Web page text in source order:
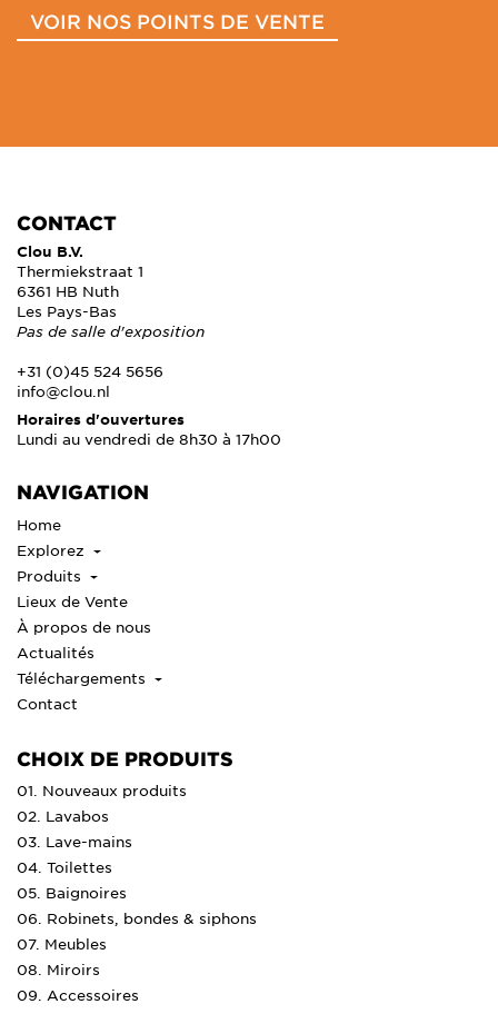
VOIR NOS POINTS DE VENTE
CONTACT
Clou B.V.
Thermiekstraat 1
6361 HB Nuth
Les Pays-Bas
Pas de salle d'exposition
+31 (0)45 524 5656
info@clou.nl
Horaires d'ouvertures
Lundi au vendredi de 8h30 à 17h00
NAVIGATION
Home
Explorez
Produits
Lieux de Vente
À propos de nous
Actualités
Téléchargements
Contact
CHOIX DE PRODUITS
01. Nouveaux produits
02. Lavabos
03. Lave-mains
04. Toilettes
05. Baignoires
06. Robinets, bondes & siphons
07. Meubles
08. Miroirs
09. Accessoires